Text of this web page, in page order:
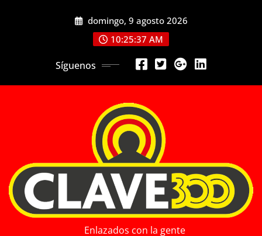
domingo, 9 agosto 2026
10:25:39 AM
Síguenos
Enlazados con la gente